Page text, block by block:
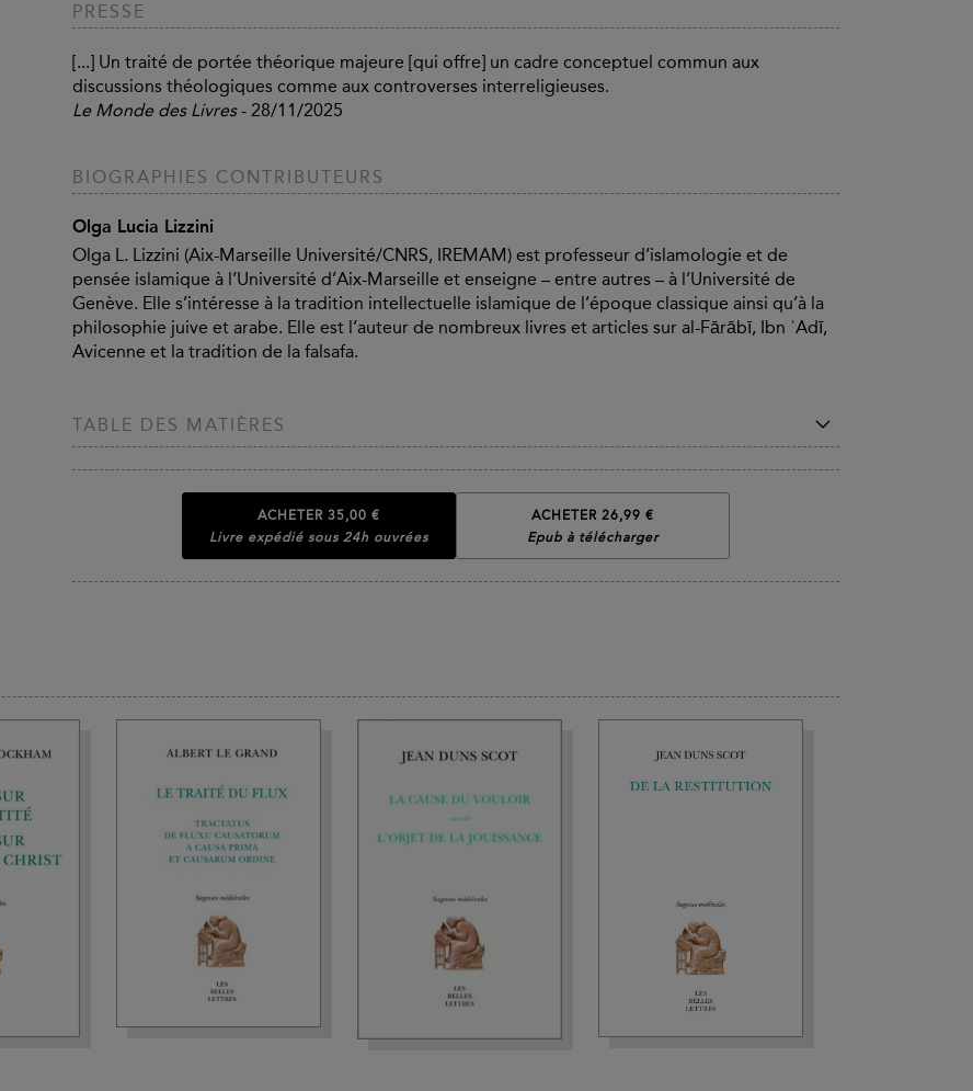
PRESSE
[...] Un traité de portée théorique majeure [qui offre] un cadre conceptuel commun aux
discussions théologiques comme aux controverses interreligieuses.
Le Monde des Livres- 28/11/2025
BIOGRAPHIES CONTRIBUTEURS
Olga Lucia Lizzini
Olga L. Lizzini (Aix-Marseille Université/CNRS, IREMAM) est professeur d’islamologie et de
pensée islamique à l’Université d’Aix-Marseille et enseigne – entre autres – à l’Université de
Genève. Elle s’intéresse à la tradition intellectuelle islamique de l’époque classique ainsi qu’à la
philosophie juive et arabe. Elle est l’auteur de nombreux livres et articles sur al-Fārābī, Ibn ʿAdī,
Avicenne et la tradition de la falsafa.
TABLE DES MATIÈRES
ACHETER 35,00 €
Livre expédié sous 24h ouvrées
ACHETER 26,99 €
Epub à télécharger